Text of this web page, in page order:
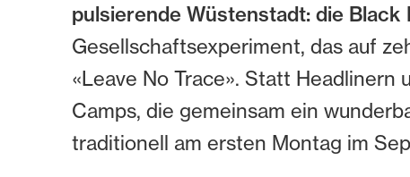
pulsierende Wüstenstadt: die Black
Gesellschaftsexperiment, das auf
«Leave No Trace». Statt
Camps, die gemeinsam ein
traditionell am ersten Montag im